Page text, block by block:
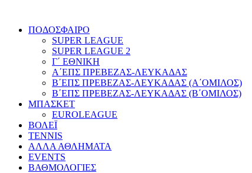
ΠΟΔΟΣΦΑΙΡΟ
SUPER LEAGUE
SUPER LEAGUE 2
Γ΄ ΕΘΝΙΚΗ
Α΄ΕΠΣ ΠΡΕΒΕΖΑΣ-ΛΕΥΚΑΔΑΣ
Β΄ΕΠΣ ΠΡΕΒΕΖΑΣ-ΛΕΥΚΑΔΑΣ (Α΄ΟΜΙΛΟΣ)
Β΄ΕΠΣ ΠΡΕΒΕΖΑΣ-ΛΕΥΚΑΔΑΣ (Β΄ΟΜΙΛΟΣ)
ΜΠΑΣΚΕΤ
EUROLEAGUE
ΒΟΛΕΪ
TENNIS
ΑΛΛΑ ΑΘΛΗΜΑΤΑ
EVENTS
ΒΑΘΜΟΛΟΓΙΕΣ